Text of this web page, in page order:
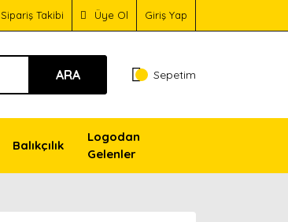
Sipariş Takibi Üye Ol Giriş Yap
ARA Sepetim
Balıkçılık
Logodan
Gelenler